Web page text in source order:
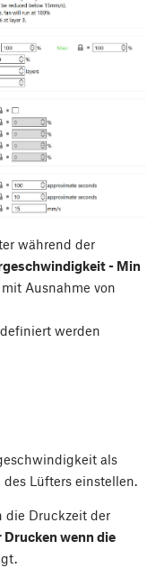
während der
- Min
Ausnahme von
definiert werden
als
des Lüfters einstellen.
die Druckzeit der
Drucken wenn die